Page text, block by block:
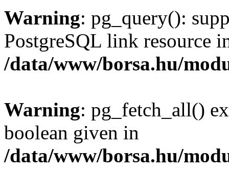
Warning: pg_query():
PostgreSQL link resource
/data/www/borsa.hu/
Warning: pg_fetch_all()
boolean given in
/data/www/borsa.hu/